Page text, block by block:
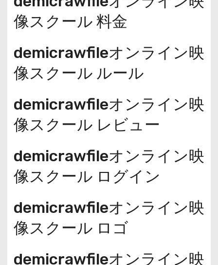
像スクール 料金
demicrawfileオンライン映
像スクール ルール
demicrawfileオンライン映
像スクール レビュー
demicrawfileオンライン映
像スクール ログイン
demicrawfileオンライン映
像スクール ロゴ
demicrawfileオンライン映